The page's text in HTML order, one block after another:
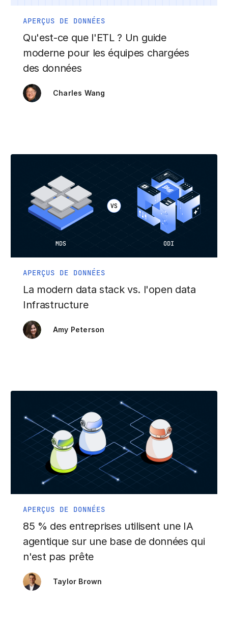
APERÇUS DE DONNÉES
Qu'est-ce que l'ETL ? Un guide
moderne pour les équipes chargées
des données
Charles Wang
APERÇUS DE DONNÉES
La modern data stack vs. l'open data
Infrastructure
Amy Peterson
APERÇUS DE DONNÉES
85 % des entreprises utilisent une IA
agentique sur une base de données qui
n'est pas prête
Taylor Brown